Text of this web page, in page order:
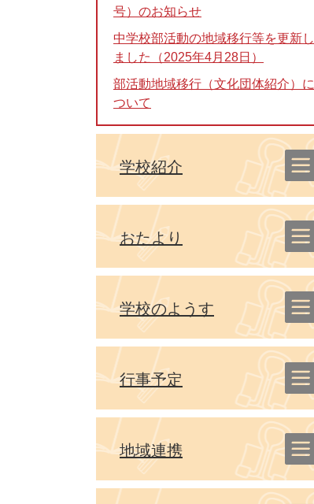
号）のお知らせ
中学校部活動の地域移行等を更新し
ました（2025年4月28日）
部活動地域移行（文化団体紹介）に
ついて
学校紹介
おたより
学校のようす
行事予定
地域連携